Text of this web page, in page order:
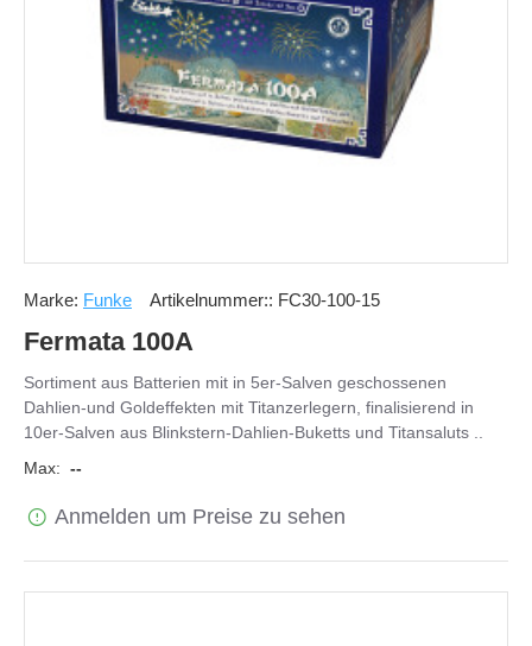
Marke: Funke Artikelnummer:: FC30-100-15
Fermata 100A
Sortiment aus Batterien mit in 5er-Salven geschossenen
Dahlien-und Goldeffekten mit Titanzerlegern, finalisierend in
10er-Salven aus Blinkstern-Dahlien-Buketts und Titansaluts ..
Max: --
Anmelden um Preise zu sehen